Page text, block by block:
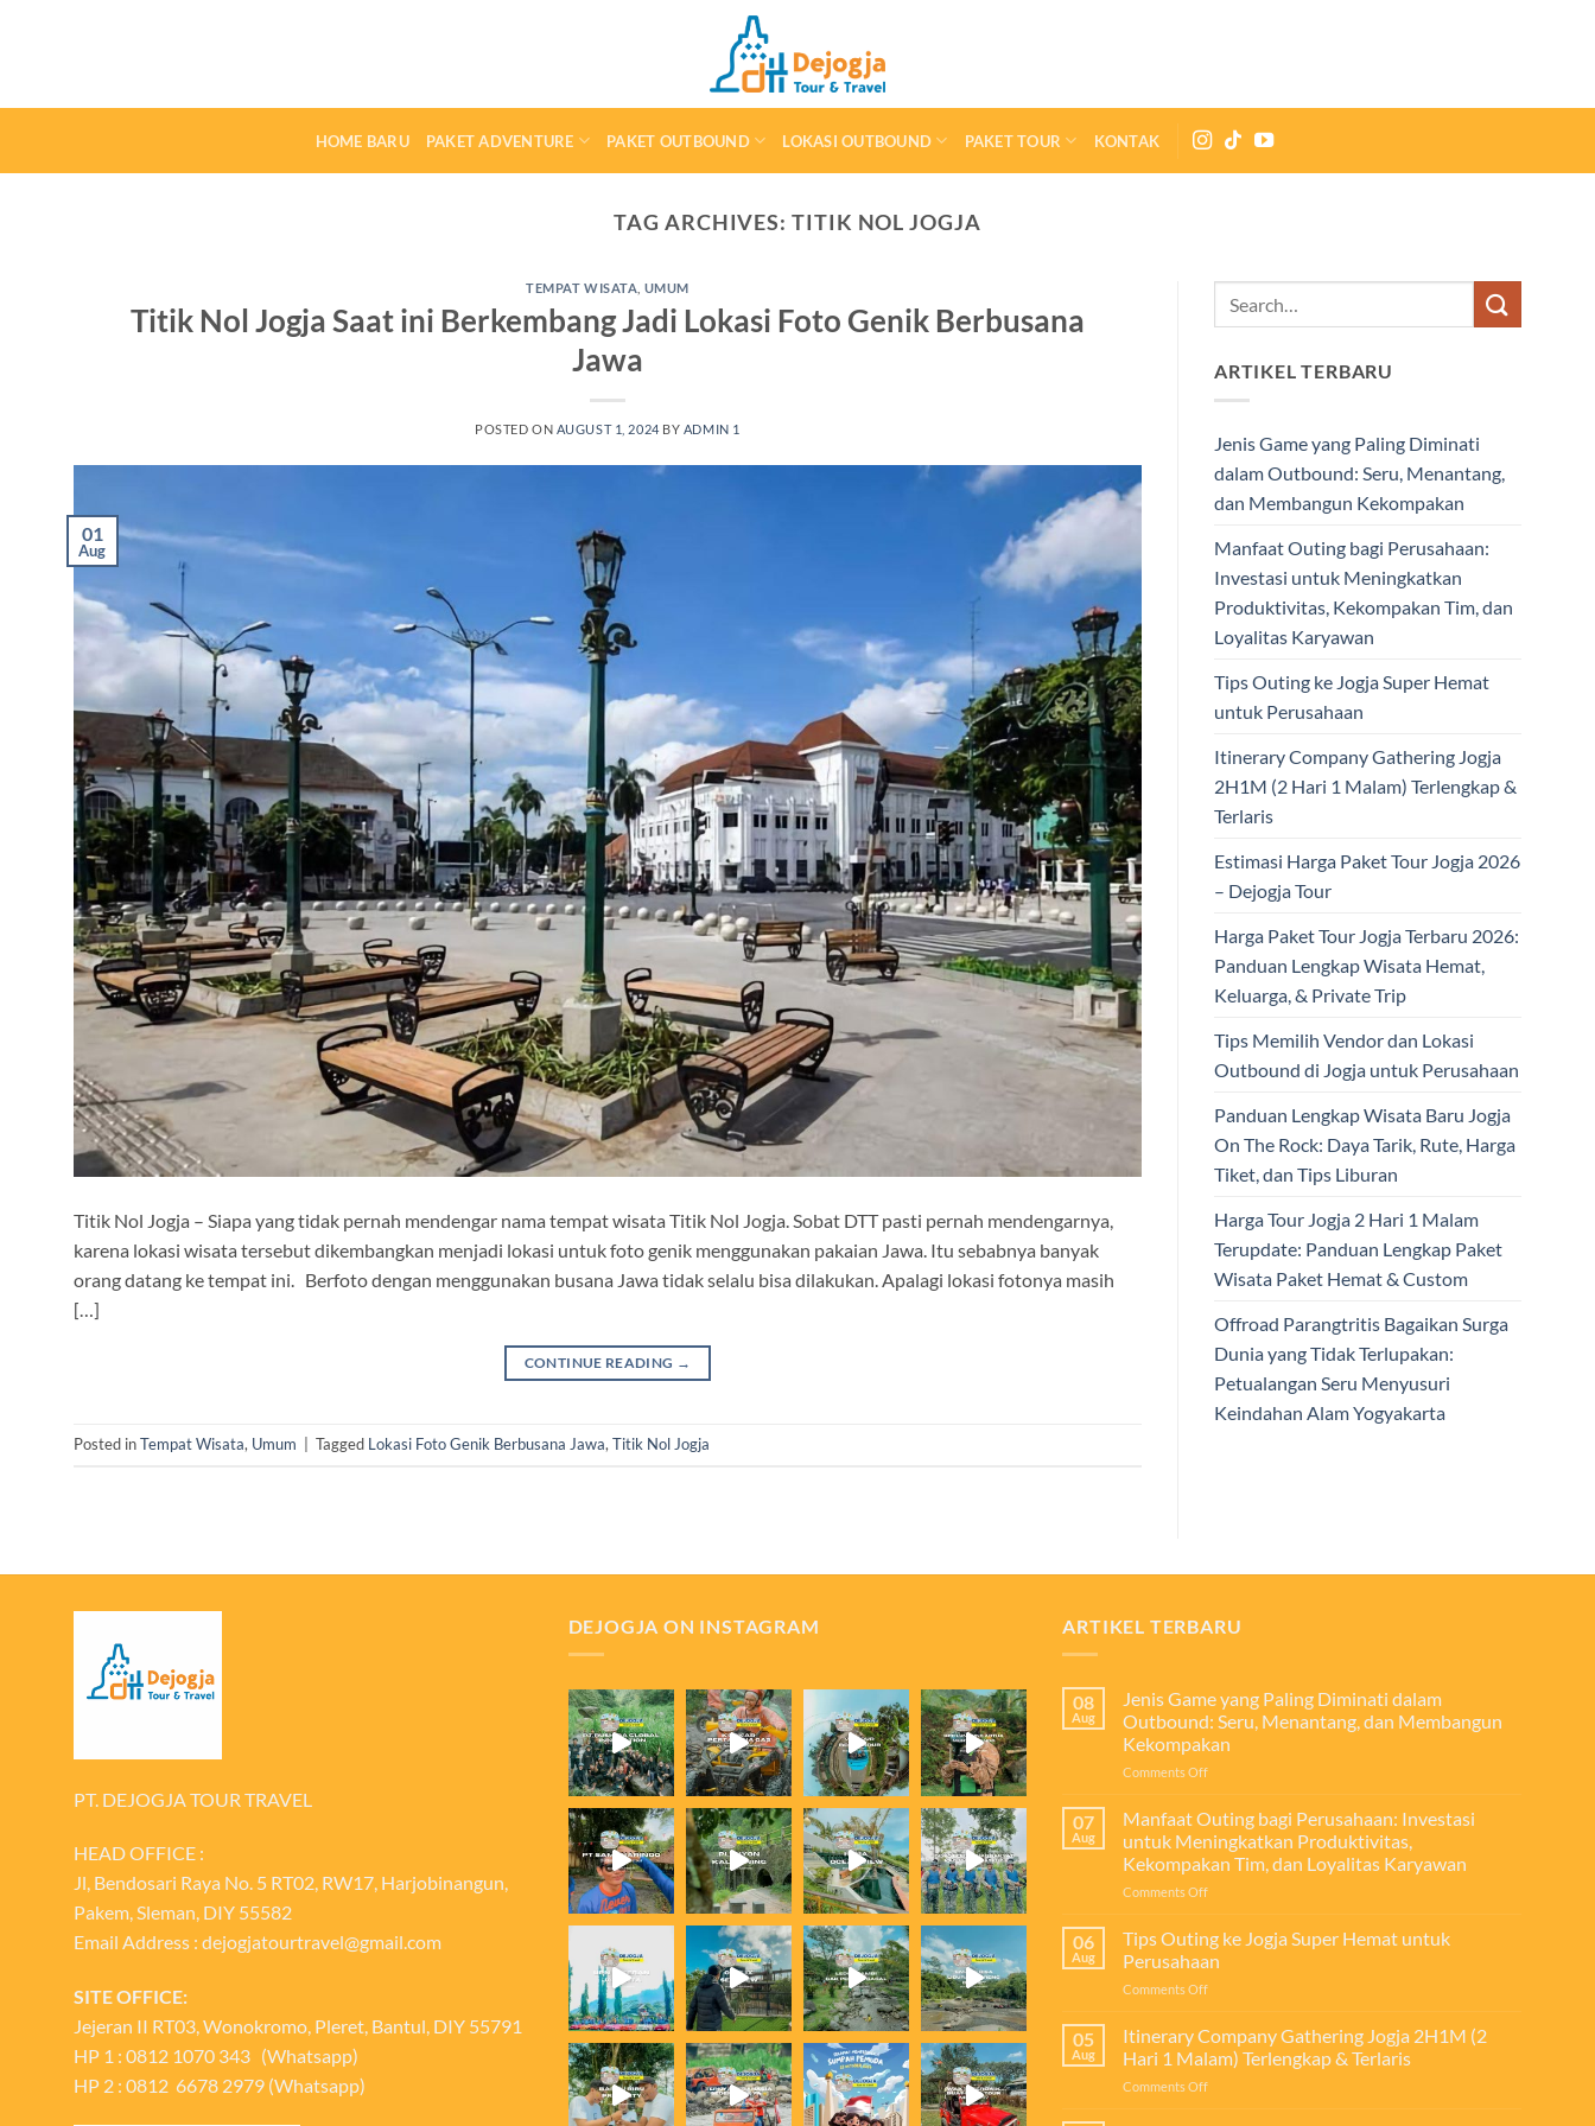
HOME BARU PAKET ADVENTURE PAKET OUTBOUND LOKASI OUTBOUND PAKET TOUR KONTAK
TAG ARCHIVES:TITIK NOL JOGJA
TEMPAT WISATA UMUM
Titik Nol Jogja Saat ini Berkembang Jadi Lokasi Foto Genik Berbusana
Jawa
POSTED ON AUGUST 1, 2024 BY ADMIN 1
01
Aug
Titik Nol Jogja – Siapa yang tidak pernah mendengar nama tempat wisata Titik Nol Jogja. Sobat DTT pasti pernah mendengarnya,
karena lokasi wisata tersebut dikembangkan menjadi lokasi untuk foto genik menggunakan pakaian Jawa. Itu sebabnya banyak
orang datang ke tempat ini. Berfoto dengan menggunakan busana Jawa tidak selalu bisa dilakukan. Apalagi lokasi fotonya masih
[…]
CONTINUE READING →
Posted inTempat Wisata, Umum Tagged Lokasi Foto Genik Berbusana Jawa, Titik Nol Jogja
ARTIKEL TERBARU
Jenis Game yang Paling Diminati
dalam Outbound: Seru, Menantang,
dan Membangun Kekompakan
Manfaat Outing bagi Perusahaan:
Investasi untuk Meningkatkan
Produktivitas, Kekompakan Tim, dan
Loyalitas Karyawan
Tips Outing ke Jogja Super Hemat
untuk Perusahaan
Itinerary Company Gathering Jogja
2H1M (2 Hari 1 Malam) Terlengkap &
Terlaris
Estimasi Harga Paket Tour Jogja 2026
– Dejogja Tour
Harga Paket Tour Jogja Terbaru 2026:
Panduan Lengkap Wisata Hemat,
Keluarga, & Private Trip
Tips Memilih Vendor dan Lokasi
Outbound di Jogja untuk Perusahaan
Panduan Lengkap Wisata Baru Jogja
On The Rock: Daya Tarik, Rute, Harga
Tiket, dan Tips Liburan
Harga Tour Jogja 2 Hari 1 Malam
Terupdate: Panduan Lengkap Paket
Wisata Paket Hemat & Custom
Offroad Parangtritis Bagaikan Surga
Dunia yang Tidak Terlupakan:
Petualangan Seru Menyusuri
Keindahan Alam Yogyakarta
PT. DEJOGJA TOUR TRAVEL
HEAD OFFICE :
Jl, Bendosari Raya No. 5 RT02, RW17, Harjobinangun,
Pakem, Sleman, DIY 55582
Email Address : dejogjatourtravel@gmail.com
SITE OFFICE:
Jejeran II RT03, Wonokromo, Pleret, Bantul, DIY 55791
HP 1 : 0812 1070 343 (Whatsapp)
HP 2 : 0812 6678 2979 (Whatsapp)
DEJOGJA ON INSTAGRAM ARTIKEL TERBARU
08
Aug
Jenis Game yang Paling Diminati dalam
Outbound: Seru, Menantang, dan Membangun
Kekompakan
Comments Offon
Game
Paling
Diminati
dalam
Seru,
Menantang,
dan
Membangun
07
Aug
Manfaat Outing bagi Perusahaan: Investasi
untuk Meningkatkan Produktivitas,
Kekompakan Tim, dan Loyalitas Karyawan
Comments Offon
Outing
bagi
Perusahaan:
Investasi
Meningkatkan
Produktivitas,
Kekompakan
06
Aug
Tips Outing ke Jogja Super Hemat untuk
Perusahaan
Comments Offon
Outing
Jogja
Super
05
Aug
Itinerary Company Gathering Jogja 2H1M (2
Hari 1 Malam) Terlengkap & Terlaris
Comments Offon